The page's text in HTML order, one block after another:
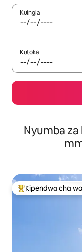
Kuingia
Kutoka
Nyumba
Kipendwa maarufu
Kipendwa cha